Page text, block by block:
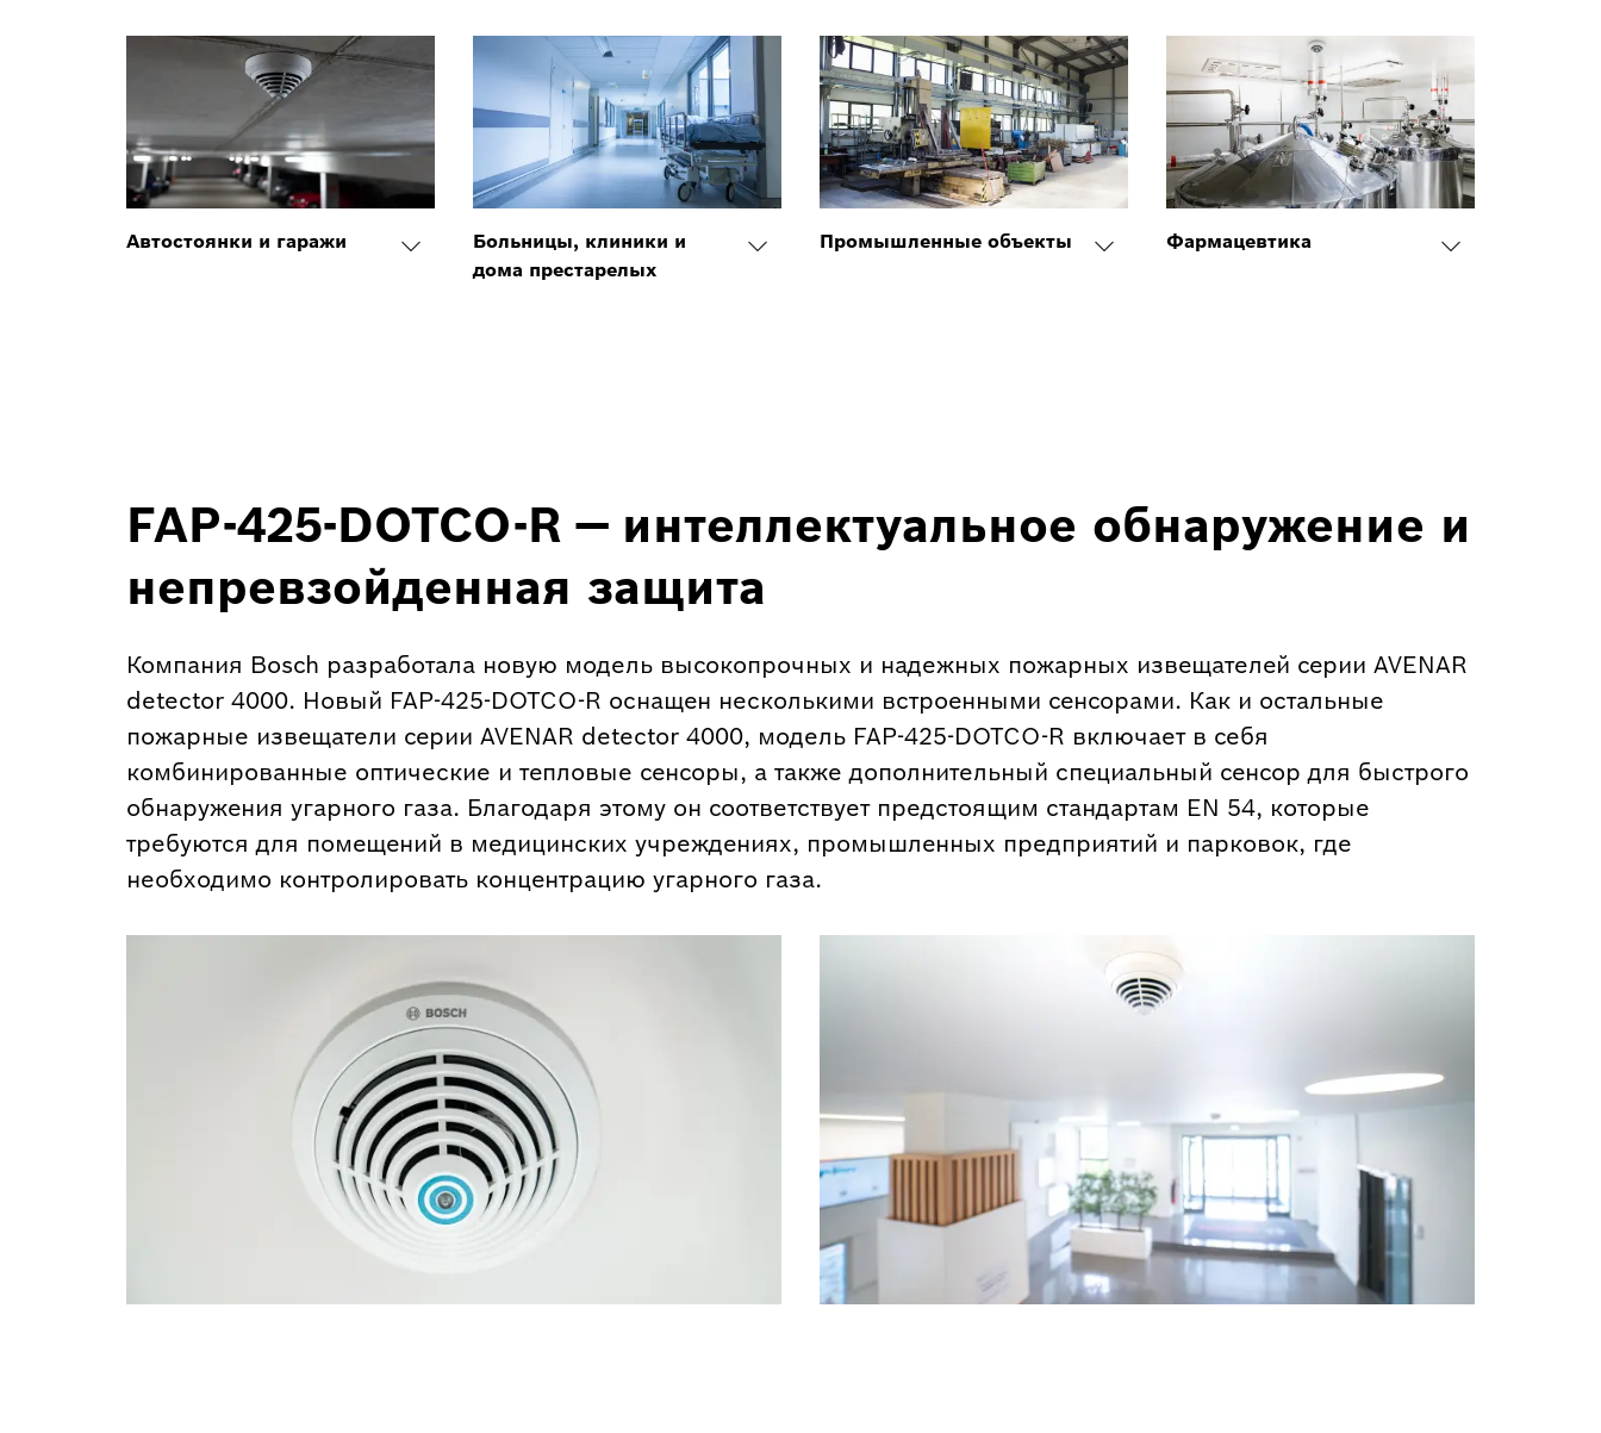
Автостоянки и гаражи
Больницы, клиники и
дома престарелых
Промышленные объекты Фармацевтика
FAP-425-DOTCO-R — интеллектуальное обнаружение и
непревзойденная защита
Компания Bosch разработала новую модель высокопрочных и надежных пожарных извещателей серии AVENAR
detector 4000. Новый FAP-425-DOTCO-R оснащен несколькими встроенными сенсорами. Как и остальные
пожарные извещатели серии AVENAR detector 4000, модель FAP-425-DOTCO-R включает в себя
комбинированные оптические и тепловые сенсоры, а также дополнительный специальный сенсор для быстрого
обнаружения угарного газа. Благодаря этому он соответствует предстоящим стандартам EN 54, которые
требуются для помещений в медицинских учреждениях, промышленных предприятий и парковок, где
необходимо контролировать концентрацию угарного газа.